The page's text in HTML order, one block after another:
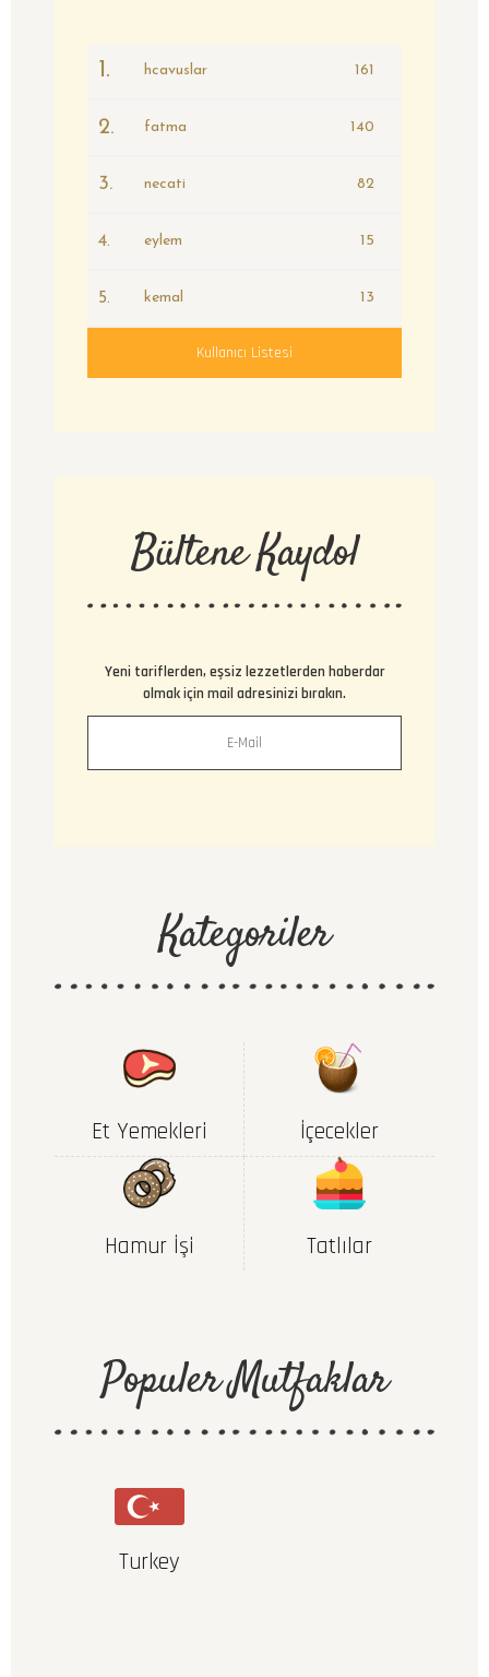
1. hcavuslar 161
2. fatma 140
3. necati 82
4. eylem 15
5. kemal 13
Kullanıcı Listesi
Bültene Kaydol
Yeni tariflerden, eşsiz lezzetlerden haberdar
olmak için mail adresinizi bırakın.
Kategoriler
Et Yemekleri İçecekler
Hamur İşi Tatlılar
Populer Mutfaklar
Turkey